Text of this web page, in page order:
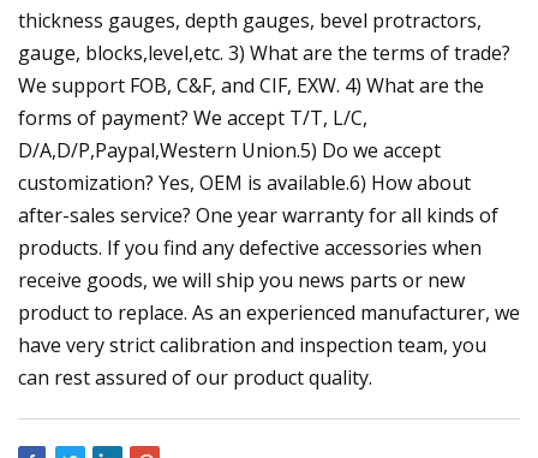
thickness gauges, depth gauges, bevel protractors,
gauge, blocks,level,etc. 3) What are the terms of trade?
We support FOB, C&F, and CIF, EXW. 4) What are the
forms of payment? We accept T/T, L/C,
D/A,D/P,Paypal,Western Union.5) Do we accept
customization? Yes, OEM is available.6) How about
after-sales service? One year warranty for all kinds of
products. If you find any defective accessories when
receive goods, we will ship you news parts or new
product to replace. As an experienced manufacturer, we
have very strict calibration and inspection team, you
can rest assured of our product quality.